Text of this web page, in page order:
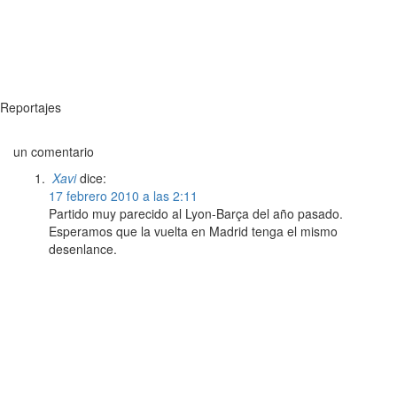
Reportajes
un comentario
Xavi dice:
17 febrero 2010 a las 2:11
Partido muy parecido al Lyon-Barça del año pasado.
Esperamos que la vuelta en Madrid tenga el mismo
desenlance.